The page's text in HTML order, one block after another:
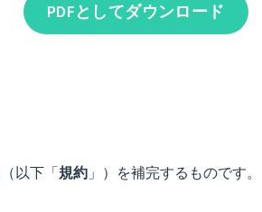
PDFとしてダウンロード
（以下「規約 」）を補完するものです。